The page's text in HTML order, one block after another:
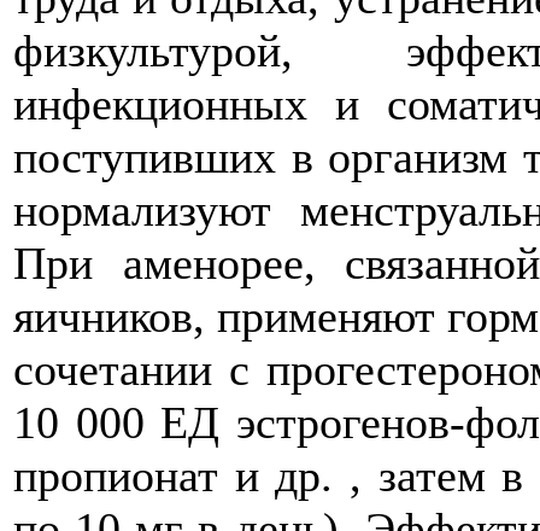
физкультурой,
инфекционных и
поступивших в организм
нормализуют
При аменорее,
яичников, применяют
сочетании с
10 000 ЕД эстрогенов-
пропионат и др. , затем